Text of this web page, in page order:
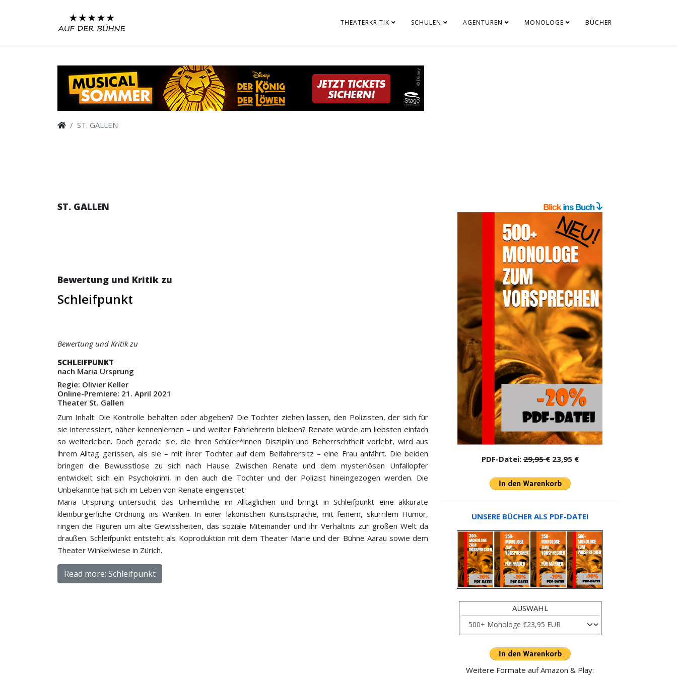
THEATERKRITIK SCHULEN AGENTUREN MONOLOGE BÜCHER
ST. GALLEN
ST. GALLEN
Bewertung und Kritik zu
Schleifpunkt
Bewertung und Kritik zu
SCHLEIFPUNKT
nach Maria Ursprung
Regie: Olivier Keller
Online-Premiere: 21. April 2021
Theater St. Gallen
Zum Inhalt: Die Kontrolle behalten oder abgeben? Die Tochter ziehen lassen, den Polizisten, der sich für
sie interessiert, näher kennenlernen – und weiter Fahrlehrerin bleiben? Renate würde am liebsten einfach
so weiterleben. Doch gerade sie, die ihren Schüler*innen Disziplin und Beherrschtheit vorlebt, wird aus
ihrem Alltag gerissen, als sie – mit ihrer Tochter auf dem Beifahrersitz – eine Frau anfährt. Die beiden
bringen die Bewusstlose zu sich nach Hause. Zwischen Renate und dem mysteriösen Unfallopfer
entwickelt sich ein Psychokrimi, in den auch die Tochter und der Polizist hineingezogen werden. Die
Unbekannte hat sich im Leben von Renate eingenistet.
Maria Ursprung untersucht das Unheimliche im Alltäglichen und bringt in Schleifpunkt eine akkurate
kleinbürgerliche Ordnung ins Wanken. In einer lakonischen Kunstsprache, mit feinem, skurrilem Humor,
ringen die Figuren um alte Gewissheiten, das soziale Miteinander und ihr Verhältnis zur großen Welt da
draußen. Schleifpunkt entsteht als Koproduktion mit dem Theater Marie und der Bühne Aarau sowie dem
Theater Winkelwiese in Zürich.
Read more: Schleifpunkt
PDF-Datei:29,95 €23,95 €
UNSERE BÜCHER ALS PDF-DATEI
AUSWAHL
Weitere Formate auf Amazon & Play: